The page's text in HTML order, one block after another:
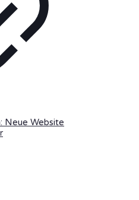
Neue Website